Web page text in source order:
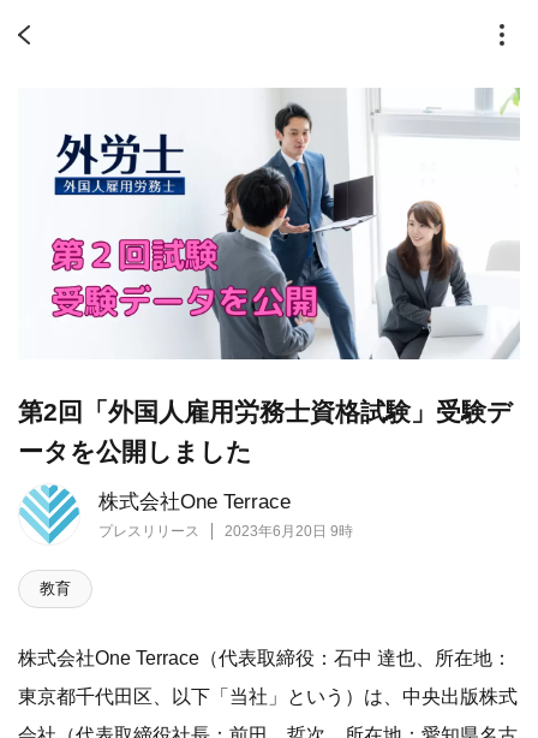
株式会社One Terrace
プレスリリース 2023年6月20日 9時
第2回「外国人雇用労務士資格試験」受験デ
ータを公開しました
教育
株式会社One Terrace（代表取締役：石中 達也、所在地：
東京都千代田区、以下「当社」という）は、中央出版株式